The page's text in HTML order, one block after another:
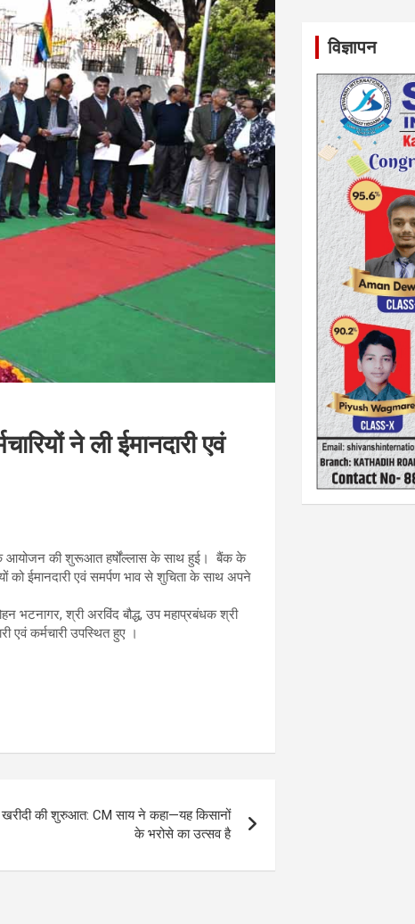
ने ली ईमानदारी एवं
के आयोजन की शुरूआत हर्षोंल्लास के साथ हुई। बैंक के
को ईमानदारी एवं समर्पण भाव से शुचिता के साथ अपने
भटनागर, श्री अरविंद बौद्ध, उप महाप्रबंधक श्री
एवं कर्मचारी उपस्थित हुए ।
की शुरुआत: CM साय ने कहा—यह किसानों
के भरोसे का उत्सव है
विज्ञापन